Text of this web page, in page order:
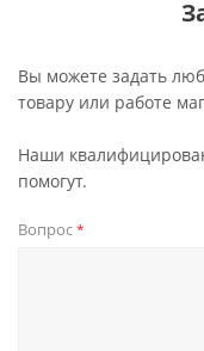
Вы можете задать
товару или работе
Наши
помогут.
Вопрос*